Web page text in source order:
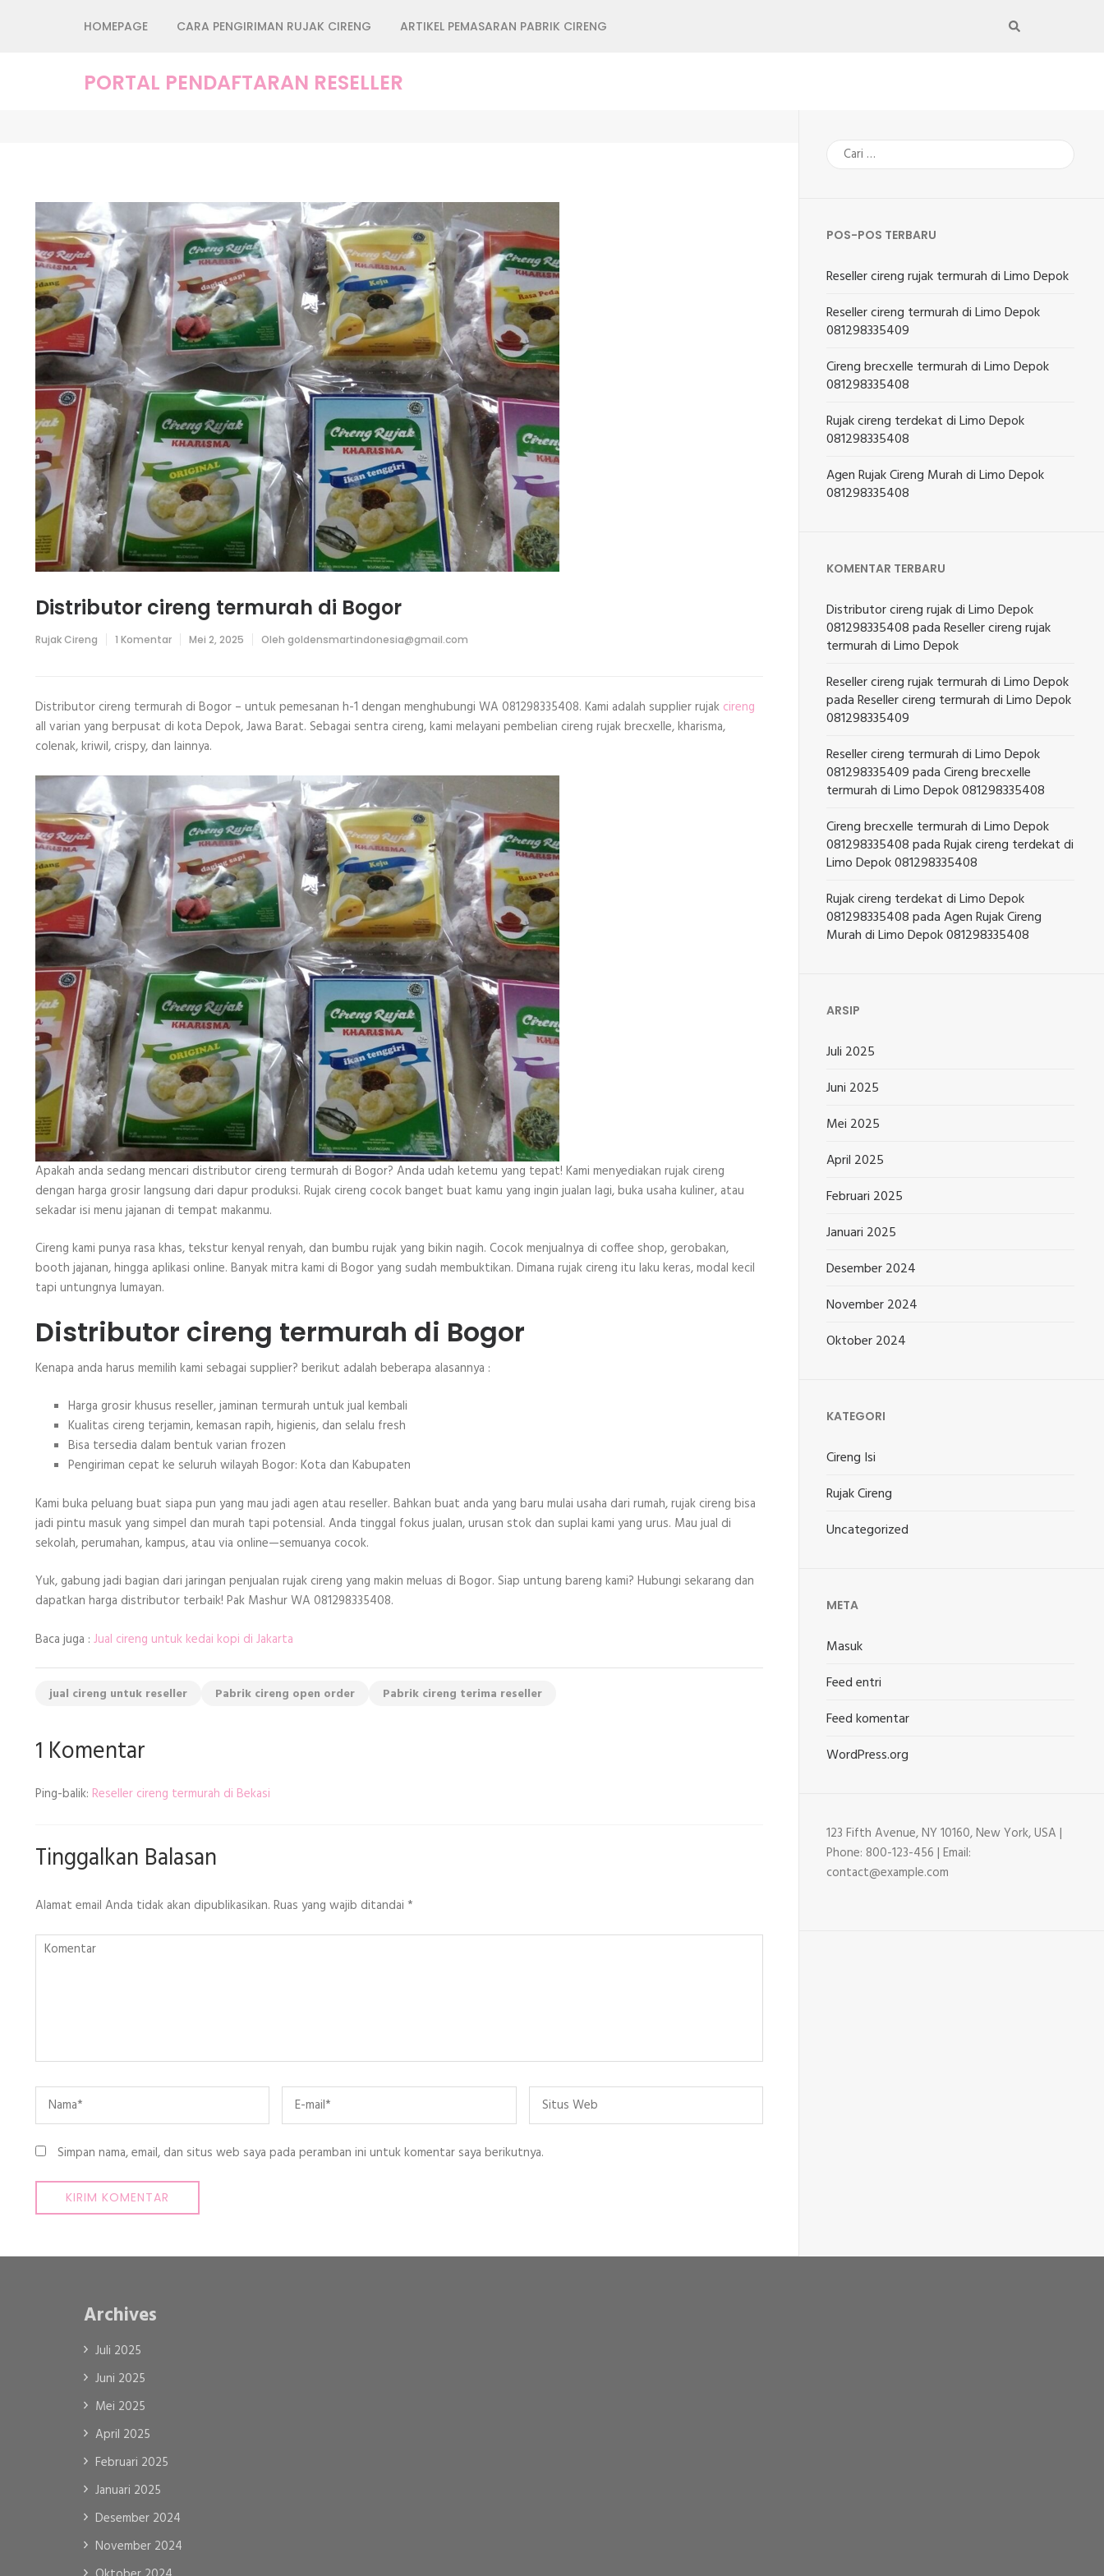
HOMEPAGE CARA PENGIRIMAN RUJAK CIRENG ARTIKEL PEMASARAN PABRIK CIRENG
PORTAL PENDAFTARAN RESELLER
Distributor cireng termurah di Bogor
Rujak Cireng 1 Komentarpada
Bogor
Mei 2, 2025 Oleh goldensmartindonesia@gmail.com
Distributor cireng termurah di Bogor – untuk pemesanan h-1 dengan menghubungi WA 081298335408. Kami adalah supplier rujak cireng
all varian yang berpusat di kota Depok, Jawa Barat. Sebagai sentra cireng, kami melayani pembelian cireng rujak brecxelle, kharisma,
colenak, kriwil, crispy, dan lainnya.
Apakah anda sedang mencari distributor cireng termurah di Bogor? Anda udah ketemu yang tepat! Kami menyediakan rujak cireng
dengan harga grosir langsung dari dapur produksi. Rujak cireng cocok banget buat kamu yang ingin jualan lagi, buka usaha kuliner, atau
sekadar isi menu jajanan di tempat makanmu.
Cireng kami punya rasa khas, tekstur kenyal renyah, dan bumbu rujak yang bikin nagih. Cocok menjualnya di coffee shop, gerobakan,
booth jajanan, hingga aplikasi online. Banyak mitra kami di Bogor yang sudah membuktikan. Dimana rujak cireng itu laku keras, modal kecil
tapi untungnya lumayan.
Distributor cireng termurah di Bogor
Kenapa anda harus memilih kami sebagai supplier? berikut adalah beberapa alasannya :
Harga grosir khusus reseller, jaminan termurah untuk jual kembali
Kualitas cireng terjamin, kemasan rapih, higienis, dan selalu fresh
Bisa tersedia dalam bentuk varian frozen
Pengiriman cepat ke seluruh wilayah Bogor: Kota dan Kabupaten
Kami buka peluang buat siapa pun yang mau jadi agen atau reseller. Bahkan buat anda yang baru mulai usaha dari rumah, rujak cireng bisa
jadi pintu masuk yang simpel dan murah tapi potensial. Anda tinggal fokus jualan, urusan stok dan suplai kami yang urus. Mau jual di
sekolah, perumahan, kampus, atau via online—semuanya cocok.
Yuk, gabung jadi bagian dari jaringan penjualan rujak cireng yang makin meluas di Bogor. Siap untung bareng kami? Hubungi sekarang dan
dapatkan harga distributor terbaik! Pak Mashur WA 081298335408.
Baca juga : Jual cireng untuk kedai kopi di Jakarta
jual cireng untuk reseller Pabrik cireng open order Pabrik cireng terima reseller
1 Komentar
Ping-balik: Reseller cireng termurah di Bekasi
Tinggalkan Balasan
Alamat email Anda tidak akan dipublikasikan. Ruas yang wajib ditandai *
Komentar
Name Email
Situs
Web
Simpan nama, email, dan situs web saya pada peramban ini untuk komentar saya berikutnya.
Cari
untuk:
POS-POS TERBARU
Reseller cireng rujak termurah di Limo Depok
Reseller cireng termurah di Limo Depok
081298335409
Cireng brecxelle termurah di Limo Depok
081298335408
Rujak cireng terdekat di Limo Depok
081298335408
Agen Rujak Cireng Murah di Limo Depok
081298335408
KOMENTAR TERBARU
Distributor cireng rujak di Limo Depok
081298335408padaReseller cireng rujak
termurah di Limo Depok
Reseller cireng rujak termurah di Limo Depok
padaReseller cireng termurah di Limo Depok
081298335409
Reseller cireng termurah di Limo Depok
081298335409padaCireng brecxelle
termurah di Limo Depok 081298335408
Cireng brecxelle termurah di Limo Depok
081298335408padaRujak cireng terdekat di
Limo Depok 081298335408
Rujak cireng terdekat di Limo Depok
081298335408padaAgen Rujak Cireng
Murah di Limo Depok 081298335408
ARSIP
Juli 2025
Juni 2025
Mei 2025
April 2025
Februari 2025
Januari 2025
Desember 2024
November 2024
Oktober 2024
KATEGORI
Cireng Isi
Rujak Cireng
Uncategorized
META
Masuk
Feed entri
Feed komentar
WordPress.org
123 Fifth Avenue, NY 10160, New York, USA |
Phone: 800-123-456 | Email:
contact@example.com
Archives
Juli 2025
Juni 2025
Mei 2025
April 2025
Februari 2025
Januari 2025
Desember 2024
November 2024